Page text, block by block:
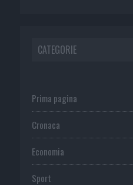
CATEGORIE
Prima pagina
Cronaca
Economia
Sport